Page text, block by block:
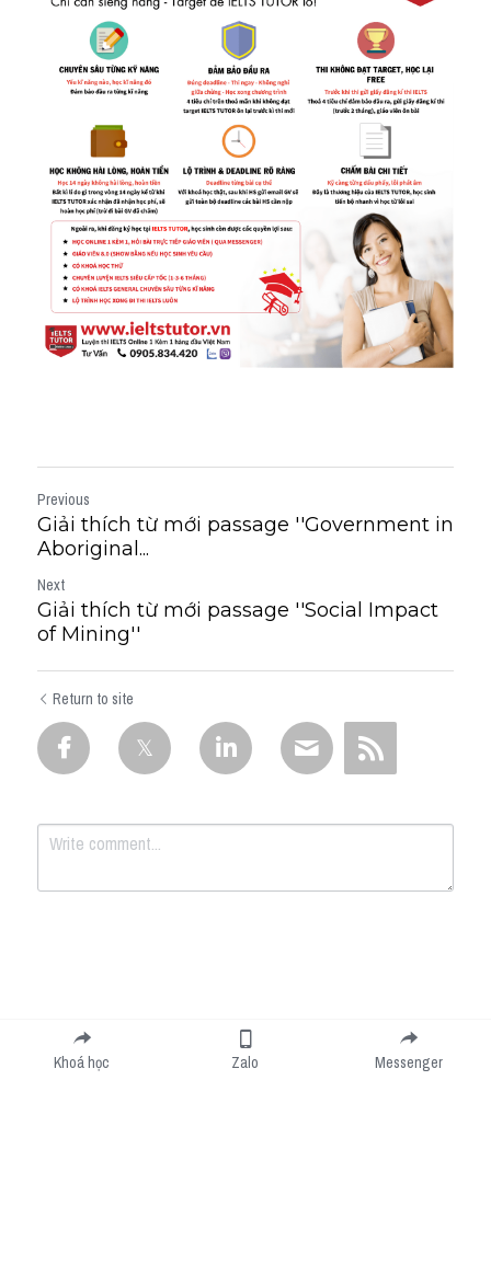
Previous
Giải thích từ mới passage ''Government in
Aboriginal...
Next
Giải thích từ mới passage ''Social Impact
of Mining''
Return to site
Submit
Khoá học Zalo Messenger